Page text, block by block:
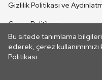
Bu sitede tanımlama
ederek, çerez
Politikası
CANLI YAYINLAR
Gizlilik Politikası ve
Çerez Politikası
İletişim
Her hakkı saklıdır. ©2026